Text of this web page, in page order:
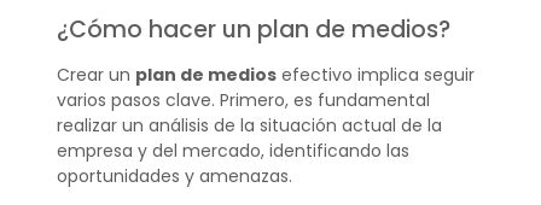
¿Cómo hacer un plan de medios?
Crear un plan de mediosefectivo implica seguir
varios pasos clave. Primero, es fundamental
realizar un análisis de la situación actual de la
empresa y del mercado, identificando las
oportunidades y amenazas.